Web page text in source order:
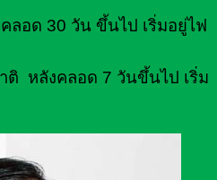
ลอด 30 วัน ขึ้นไป เริ่มอยู่ไฟ
ติ หลังคลอด 7 วันขึ้นไป เริ่ม